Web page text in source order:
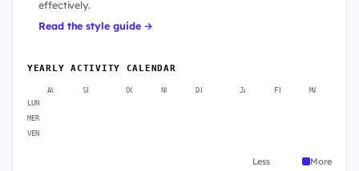
effectively.
Read the style guide →
YEARLY ACTIVITY CALENDAR
AUG SEP OCT NOV DEC JAN FEB MAR
LUN
MER
VEN
Less More